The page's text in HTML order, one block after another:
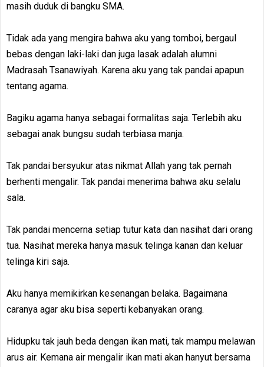
masih duduk di bangku SMA.
Tidak ada yang mengira bahwa aku yang tomboi, bergaul
bebas dengan laki-laki dan juga lasak adalah alumni
Madrasah Tsanawiyah. Karena aku yang tak pandai apapun
tentang agama.
Bagiku agama hanya sebagai formalitas saja. Terlebih aku
sebagai anak bungsu sudah terbiasa manja.
Tak pandai bersyukur atas nikmat Allah yang tak pernah
berhenti mengalir. Tak pandai menerima bahwa aku selalu
sala.
Tak pandai mencerna setiap tutur kata dan nasihat dari orang
tua. Nasihat mereka hanya masuk telinga kanan dan keluar
telinga kiri saja.
Aku hanya memikirkan kesenangan belaka. Bagaimana
caranya agar aku bisa seperti kebanyakan orang.
Hidupku tak jauh beda dengan ikan mati, tak mampu melawan
arus air. Kemana air mengalir ikan mati akan hanyut bersama